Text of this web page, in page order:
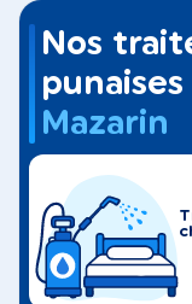
Nos
Mazarin